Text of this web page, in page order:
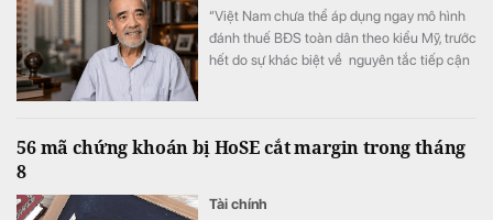
“Việt Nam chưa thể áp dụng ngay mô hình
đánh thuế BĐS toàn dân theo kiểu Mỹ, trước
hết do sự khác biệt về nguyên tắc tiếp cận
56 mã chứng khoán bị HoSE cắt margin trong tháng
8
Tài chính